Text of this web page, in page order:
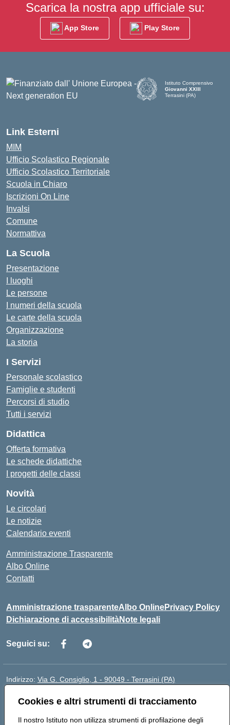
Cookies e altri strumenti di tracciamento
Il nostro Istituto non utilizza strumenti di profilazione degli
Scarica la nostra app ufficiale su:
App Store Play Store
Istituto Comprensivo
Giovanni XXIII
Terrasini (PA)
Link Esterni
MIM
Ufficio Scolastico Regionale
Ufficio Scolastico Territoriale
Scuola in Chiaro
Iscrizioni On Line
Invalsi
Comune
Normattiva
La Scuola
Presentazione
I luoghi
Le persone
I numeri della scuola
Le carte della scuola
Organizzazione
La storia
I Servizi
Personale scolastico
Famiglie e studenti
Percorsi di studio
Tutti i servizi
Didattica
Offerta formativa
Le schede didattiche
I progetti delle classi
Novità
Le circolari
Le notizie
Calendario eventi
Amministrazione Trasparente
Albo Online
Contatti
Amministrazione trasparenteAlbo OnlinePrivacy Policy
Dichiarazione di accessibilitàNote legali
Seguici su:
Indirizzo: Via G. Consiglio, 1 - 90049 - Terrasini (PA)
Posta elettronica certificata (PEC):paic88700d@pec.istruzione.it
Codice fiscale: 80025710825